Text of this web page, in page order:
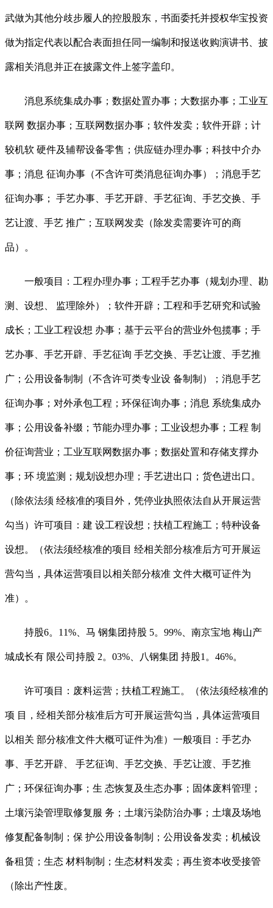
武做为其他分歧步履人的控股股东，书面委托并授权华宝投资
做为指定代表以配合表面担任同一编制和报送收购演讲书、披
露相关消息并正在披露文件上签字盖印。
消息系统集成办事；数据处置办事；大数据办事；工业互
联网 数据办事；互联网数据办事；软件发卖；软件开辟；计
较机软 硬件及辅帮设备零售；供应链办理办事；科技中介办
事；消息 征询办事（不含许可类消息征询办事）；消息手艺
征询办事； 手艺办事、手艺开辟、手艺征询、手艺交换、手
艺让渡、手艺 推广；互联网发卖（除发卖需要许可的商
品）。
一般项目：工程办理办事；工程手艺办事（规划办理、勘
测、设想、 监理除外）；软件开辟；工程和手艺研究和试验
成长；工业工程设想 办事；基于云平台的营业外包揽事；手
艺办事、手艺开辟、手艺征询 手艺交换、手艺让渡、手艺推
广；公用设备制制（不含许可类专业设 备制制）；消息手艺
征询办事；对外承包工程；环保征询办事；消息 系统集成办
事；公用设备补缀；节能办理办事；工业设想办事；工程 制
价征询营业；工业互联网数据办事；数据处置和存储支撑办
事；环 境监测；规划设想办理；手艺进出口；货色进出口。
（除依法须 经核准的项目外，凭停业执照依法自从开展运营
勾当）许可项目：建 设工程设想；扶植工程施工；特种设备
设想。（依法须经核准的项目 经相关部分核准后方可开展运
营勾当，具体运营项目以相关部分核准 文件大概可证件为
准）。
持股6。11%、马 钢集团持股 5。99%、南京宝地 梅山产
城成长有 限公司持股 2。03%、八钢集团 持股1。46%。
许可项目：废料运营；扶植工程施工。（依法须经核准的
项 目，经相关部分核准后方可开展运营勾当，具体运营项目
以相关 部分核准文件大概可证件为准）一般项目：手艺办
事、手艺开辟、 手艺征询、手艺交换、手艺让渡、手艺推
广；环保征询办事；生 态恢复及生态办事；固体废料管理；
土壤污染管理取修复服 务；土壤污染防治办事；土壤及场地
修复配备制制；保 护公用设备制制；公用设备发卖；机械设
备租赁；生态 材料制制；生态材料发卖；再生资本收受接管
（除出产性废。